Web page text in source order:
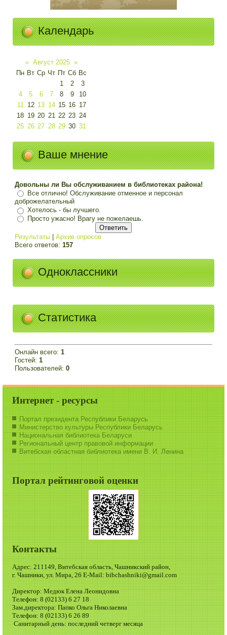
Календарь
« Август 2025 »
Пн Вт Ср Чт Пт Сб Вс
1
2
3
4
5 6 7 8 9
10
11
12 13 14 15 16 17
18 19 20 21 22 23 24
25 26 27 28 29 30 31
Ваше мнение
Довольны ли Вы обслуживанием в библиотеках района!
Все отлично! Обслуживание отменное и персонал
доброжелательный
Хотелось - бы лучшего.
Просто ужасно! Врагу не пожелаешь.
Результаты |Архив опросов
Всего ответов:157
Одноклассники
Статистика
Онлайн всего:1
Гостей:1
Пользователей:0
Интернет - ресурсы
Портал президента Республики Беларусь
Министерство культуры Республики Беларусь
Национальная библиотека Беларуси
Региональный центр правовой информации
Витебская областная библиотека имени В. И. Ленина
Портал рейтинговой оценки
Контакты
Адрес: 211149, Витебская область, Чашникский район,
г. Чашники, ул. Мира, 26 E-Mail: bibchashniki@gmail.com
Директор: Медюк Елена Леонидовна
Телефон: 8 (02133) 6 27 18
Зам.директора: Папко Ольга Николаевна
Телефон: 8 (02133) 6 26 89
Санитарный день: последний четверг месяца